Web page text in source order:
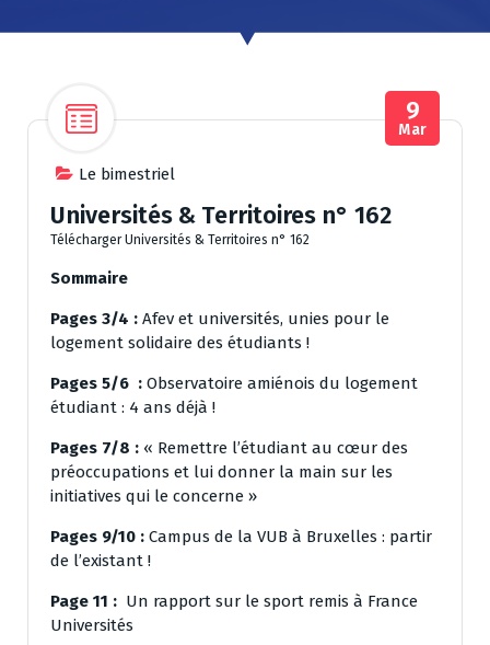
Le bimestriel
9
Mar
Universités & Territoires n° 162
Télécharger Universités & Territoires n° 162
Sommaire
Pages 3/4 : Afev et universités, unies pour le
logement solidaire des étudiants !
Pages 5/6 : Observatoire amiénois du logement
étudiant : 4 ans déjà !
Pages 7/8 : « Remettre l’étudiant au cœur des
préoccupations et lui donner la main sur les
initiatives qui le concerne »
Pages 9/10 : Campus de la VUB à Bruxelles : partir
de l’existant !
Page 11 : Un rapport sur le sport remis à France
Universités